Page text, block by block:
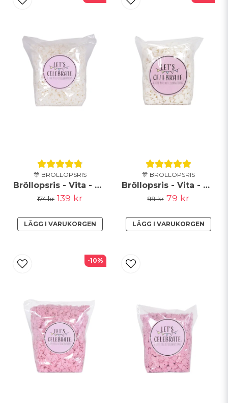
🎊 BRÖLLOPSRIS
Bröllopsris - Vita - Hjärtan - 500g
174 kr 139 kr
LÄGG I VARUKORGEN
🎊 BRÖLLOPSRIS
Bröllopsris - Vita - Hjärtan - 250g
99 kr 79 kr
LÄGG I VARUKORGEN
-10%
Ja, ni får publicera min fråga